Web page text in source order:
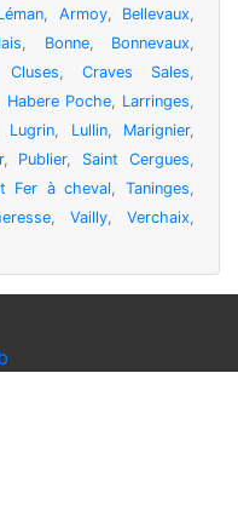
, Armoy, Bellevaux,
, Bonne, Bonnevaux,
Cluses,Craves Sales,
Habere Poche, Larringes,
Lugrin, Lullin, Marignier,
, Publier, Saint Cergues,
Fer à cheval, Taninges,
,Vailly,Verchaix,